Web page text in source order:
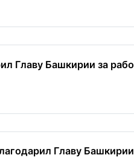
Главу Башкирии за
Главу